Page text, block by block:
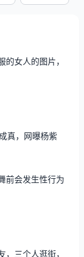
女人的图片，
真，网曝杨紫
前会发生性行为
三个人逛街，